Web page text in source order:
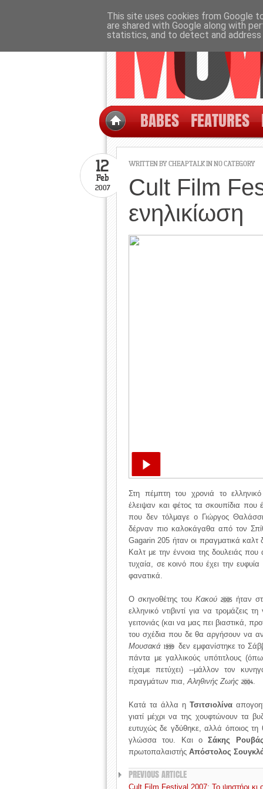
BABES FEATURES
WRITTEN BY CHEAPTALK IN NO CATEGORY
12
Feb
2007
Cult Film
ενηλικίωση
Στη πέμπτη του χρονιά το
έλειψαν και φέτος τα σκουπίδια που
που δεν τόλμαγε ο Γιώργος
δέρναν πιο καλοκάγαθα από τον
Gagarin 205 ήταν οι πραγματικά καλτ
Καλτ με την έννοια της δουλειάς που
τυχαία, σε κοινό που έχει την ευφυία
φανατικά.
Ο σκηνοθέτης του Κακού 2005 ήταν
ελληνικό ντιβιντί για να τρομάζεις
γειτονιάς (και να μας πει βιαστικά,
του σχέδια που δε θα αργήσουν να
Μουσακά 1999
δεν εμφανίστηκε το
πάντα με γαλλικούς υπότιτλους
είχαμε πετύχει) --μάλλον τον
πραγμάτων πια,Αληθινής Ζωής 2004.
Κατά τα άλλα η Τσιτσιολίνα
γιατί μέχρι να της χουφτώνουν τα
ευτυχώς δε γδύθηκε, αλλά όποιος τη
γλώσσα του. Και οΣάκης
πρωτοπαλαιστής Απόστολος
PREVIOUS ARTICLE
Cult Film Festival 2007: Το ψηστήρι κι
This site uses cookies from Google
are shared with Google along with
statistics, and to detect and address